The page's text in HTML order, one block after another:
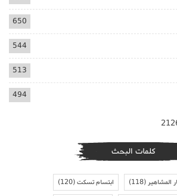
650
544
513
494
كلمات البحث
المشاهير(118) ابتسام تسكت(120)